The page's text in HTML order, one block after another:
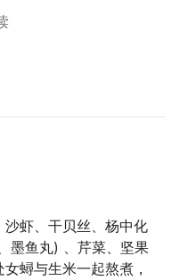
口碑、秉持着热爱分享
盛产丰富海鲜为名，
沙虾、干贝丝、杨中化
墨鱼丸) 、芹菜、坚果
蟳与生米一起熬煮，